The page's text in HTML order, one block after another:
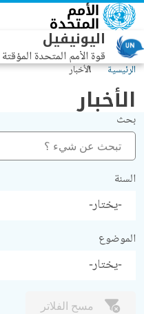
تجاوز إلى المحتوى الرئيسي
اليونيفيل
قوة الأمم المتحدة
الرئيسية الأخبار
الأخبار
بحث
السنة
الموضوع
مسح الفلاتر